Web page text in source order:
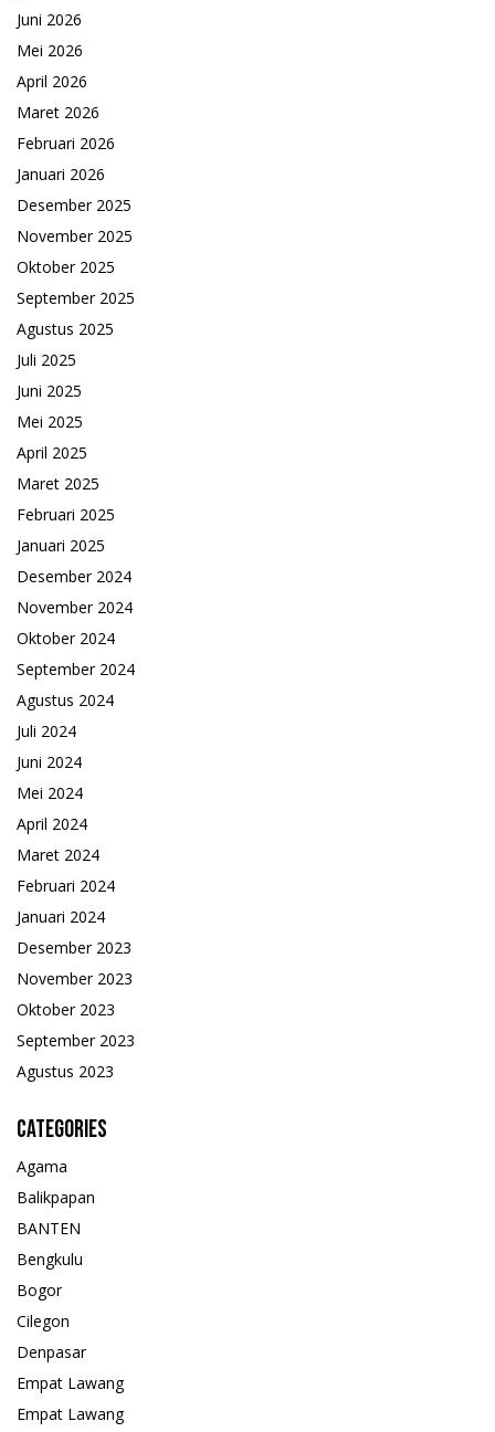
Juni 2026
Mei 2026
April 2026
Maret 2026
Februari 2026
Januari 2026
Desember 2025
November 2025
Oktober 2025
September 2025
Agustus 2025
Juli 2025
Juni 2025
Mei 2025
April 2025
Maret 2025
Februari 2025
Januari 2025
Desember 2024
November 2024
Oktober 2024
September 2024
Agustus 2024
Juli 2024
Juni 2024
Mei 2024
April 2024
Maret 2024
Februari 2024
Januari 2024
Desember 2023
November 2023
Oktober 2023
September 2023
Agustus 2023
Categories
Agama
Balikpapan
BANTEN
Bengkulu
Bogor
Cilegon
Denpasar
Empat Lawang
Empat Lawang